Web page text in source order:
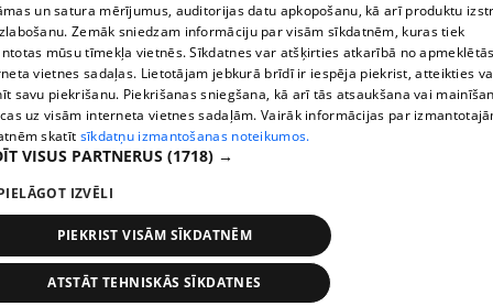
Reproduction, or distribution of 1188 database, its parts or the
information contained in the database, or parts of information in
any form is strictly prohibited. Also automatic download is
prohibited. Reproduction of any material published on the
website 1188 is strictly forbidden without the editorial license of
1188 website.
Vortal assistance service: e-mail -
ElaboratedSIA Helio Media2004-2026
un satura mērījumus, auditorijas datu apkopošanu, kā arī produktu
Zemāk sniedzam informāciju par visām sīkdatnēm, kuras tiek
mūsu tīmekļa vietnēs. Sīkdatnes var atšķirties atkarībā no
vietnes sadaļas. Lietotājam jebkurā brīdī ir iespēja piekrist, atteikties
savu piekrišanu. Piekrišanas sniegšana, kā arī tās atsaukšana vai
uz visām interneta vietnes sadaļām. Vairāk informācijas par
skatīt sīkdatņu izmantošanas noteikumos.
VISUS PARTNERUS (1718) →
IZVĒLI
PIEKRIST VISĀM SĪKDATNĒM
ATSTĀT TEHNISKĀS SĪKDATNES